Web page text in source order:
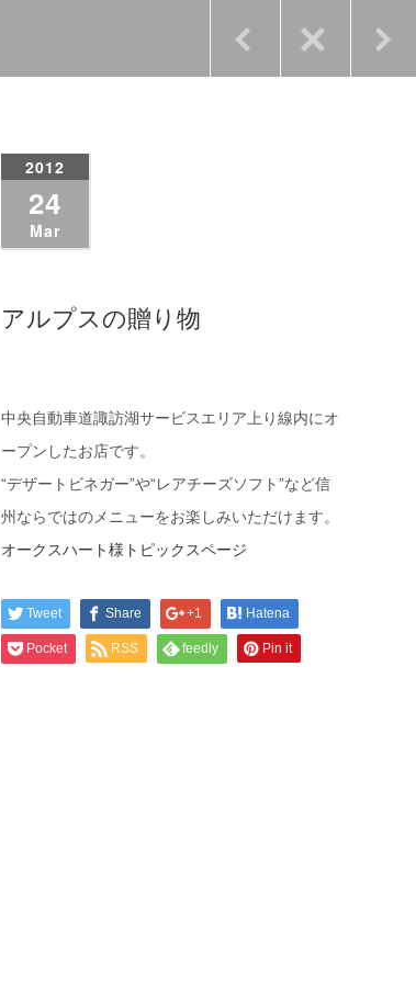
2012
24
Mar
アルプスの贈り物
中央自動車道諏訪湖サービスエリア上り線内にオ
ープンしたお店です。
“デザートビネガー”や“レアチーズソフト”など信
州ならではのメニューをお楽しみいただけます。
オークスハート様トピックスページ
Tweet Share +1 Hatena
Pocket RSS feedly Pin it